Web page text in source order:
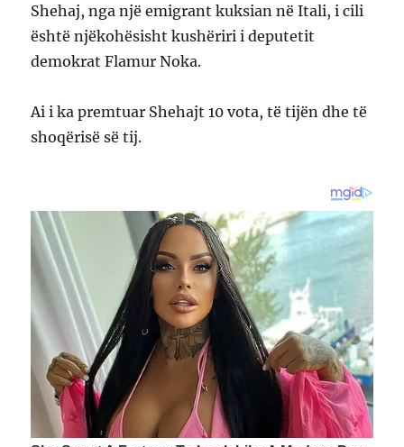
Shehaj, nga një emigrant kuksian në Itali, i cili
është njëkohësisht kushëriri i deputetit
demokrat Flamur Noka.
Ai i ka premtuar Shehajt 10 vota, të tijën dhe të
shoqërisë së tij.